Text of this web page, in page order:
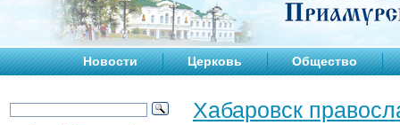
Новости Церковь Общество
Хабаровск